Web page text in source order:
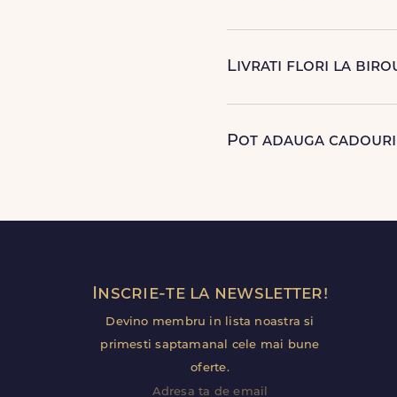
Livrati flori la
Pot adauga
Inscrie-te la newsletter!
Devino membru in lista noastra si
primesti saptamanal cele mai bune
oferte.